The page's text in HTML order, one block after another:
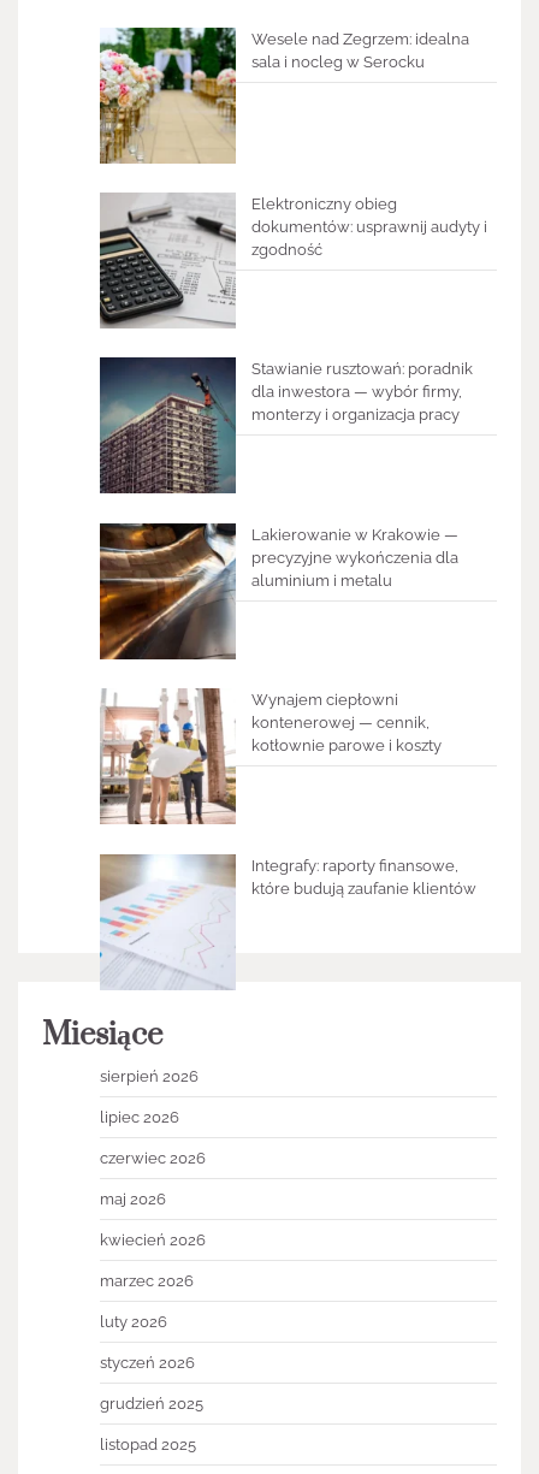
Wesele nad Zegrzem: idealna
sala i nocleg w Serocku
Elektroniczny obieg
dokumentów: usprawnij audyty i
zgodność
Stawianie rusztowań: poradnik
dla inwestora — wybór firmy,
monterzy i organizacja pracy
Lakierowanie w Krakowie —
precyzyjne wykończenia dla
aluminium i metalu
Wynajem ciepłowni
kontenerowej — cennik,
kotłownie parowe i koszty
Integrafy: raporty finansowe,
które budują zaufanie klientów
Miesiące
sierpień 2026
lipiec 2026
czerwiec 2026
maj 2026
kwiecień 2026
marzec 2026
luty 2026
styczeń 2026
grudzień 2025
listopad 2025